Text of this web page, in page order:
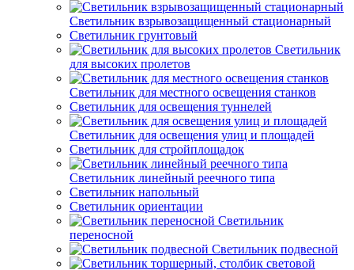
Светильник взрывозащищенный стационарный
Светильник грунтовый
Светильник
для высоких пролетов
Светильник для местного освещения станков
Светильник для освещения туннелей
Светильник для освещения улиц и площадей
Светильник для стройплощадок
Светильник линейный реечного типа
Светильник напольный
Светильник ориентации
Светильник
переносной
Светильник подвесной